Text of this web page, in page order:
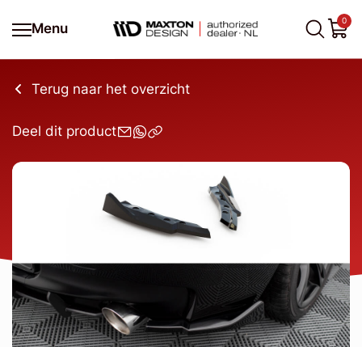
Menu
0
Terug naar het overzicht
Deel dit product